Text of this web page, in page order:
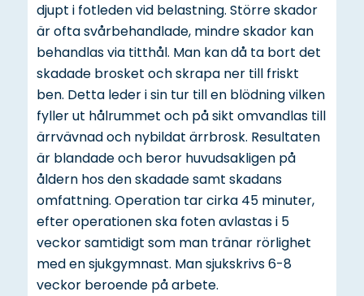
djupt i fotleden vid belastning. Större skador
är ofta svårbehandlade, mindre skador kan
behandlas via titthål. Man kan då ta bort det
skadade brosket och skrapa ner till friskt
ben. Detta leder i sin tur till en blödning vilken
fyller ut hålrummet och på sikt omvandlas till
ärrvävnad och nybildat ärrbrosk. Resultaten
är blandade och beror huvudsakligen på
åldern hos den skadade samt skadans
omfattning. Operation tar cirka 45 minuter,
efter operationen ska foten avlastas i 5
veckor samtidigt som man tränar rörlighet
med en sjukgymnast. Man sjukskrivs 6-8
veckor beroende på arbete.